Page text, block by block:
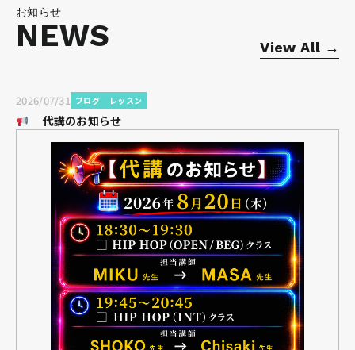
お知らせ
NEWS View All →
2026/07/31 ブログ レッスン
代講のお知らせ